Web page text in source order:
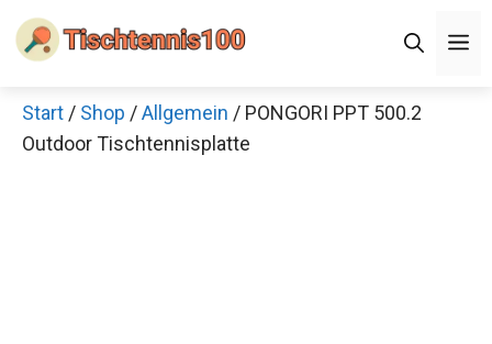
Zum
Inhalt
Start / Shop /Allgemein / PONGORI PPT 500.2
Outdoor Tischtennisplatte
Decathlon Sale